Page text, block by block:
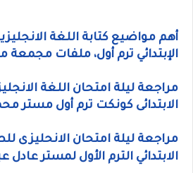
أهم مواضيع كتابة اللغة
الإبتدائي ترم أول، ملفات مجمعة
مراجعة ليلة امتحان اللغة
الابتدائى كونكت ترم أول مستر
مراجعة ليلة امتحان
الابتدائي الترم الأول لمستر عادل